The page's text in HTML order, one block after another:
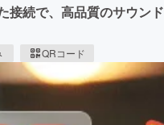
続で、高品質のサウンド
QRコード